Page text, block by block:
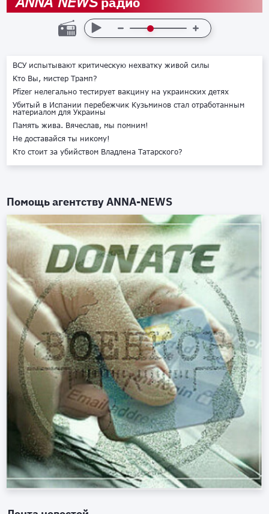
ВСУ испытывают критическую нехватку живой силы
Кто Вы, мистер Трамп?
Pfizer нелегально тестирует вакцину на украинских детях
Убитый в Испании перебежчик Кузьминов стал отработанным
материалом для Украины
Память жива. Вячеслав, мы помним!
Не доставайся ты никому!
Кто стоит за убийством Владлена Татарского?
Помощь агентствуANNA-NEWS